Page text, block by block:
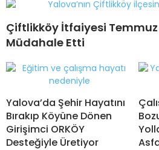
Çiftlikköy İtfaiyesi Temmuz
Müdahale Etti
Yalova’da Şehir Hayatını
Bırakıp Köyüne Dönen
Girişimci ORKÖY
Desteğiyle Üretiyor